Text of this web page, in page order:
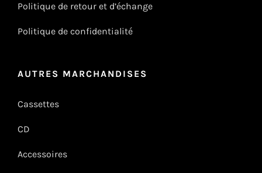
Politique de retour et d’échange
Politique de confidentialité
AUTRES MARCHANDISES
Cassettes
CD
Accessoires